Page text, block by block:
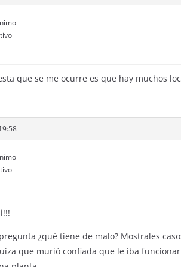
que se me ocurre es que hay muchos
¿qué tiene de malo? Mostrales
que murió confiada que le iba